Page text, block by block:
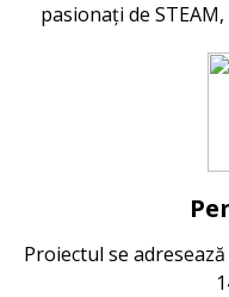
pasionați de
Proiectul se